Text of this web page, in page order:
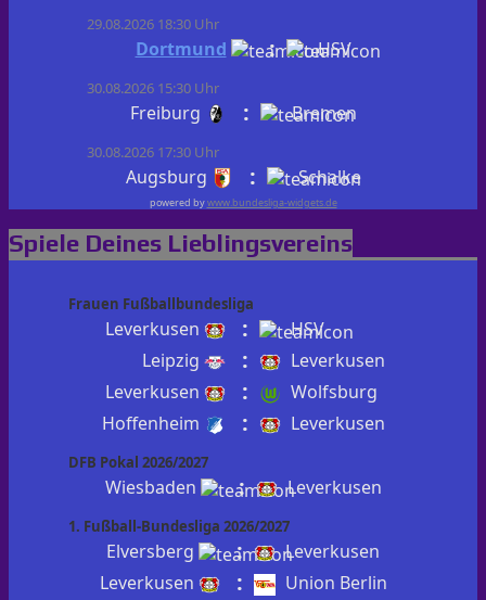
29.08.2026 18:30 Uhr
Dortmund : HSV
30.08.2026 15:30 Uhr
Freiburg : Bremen
30.08.2026 17:30 Uhr
Augsburg : Schalke
powered bywww.bundesliga-widgets.de
Spiele Deines Lieblingsvereins
Frauen Fußballbundesliga
Leverkusen :
HSV
Leipzig
:
Leverkusen
Leverkusen
:
Wolfsburg
Hoffenheim
: Leverkusen
DFB Pokal 2026/2027
Wiesbaden : Leverkusen
1. Fußball-Bundesliga 2026/2027
Elversberg :
Leverkusen
Leverkusen
: Union Berlin